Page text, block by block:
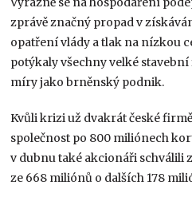
zprávě značný propad v
opatření vlády a tlak na nízkou
potýkaly všechny velké
míry jako brněnský podnik.
Kvůli krizi už dvakrát české
společnost po 800 miliónech
v dubnu také akcionáři schválili
ze 668 miliónů o dalších 178